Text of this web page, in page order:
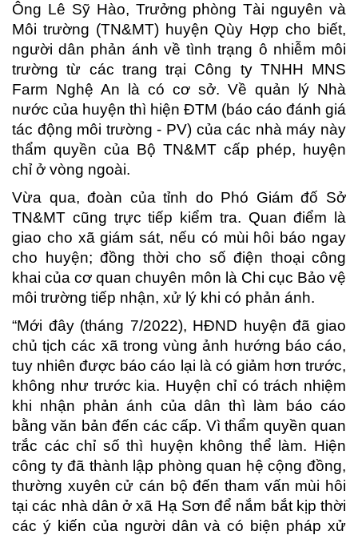
Ông Lê Sỹ Hào, Trưởng phòng Tài nguyên và
Môi trường (TN&MT) huyện Qùy Hợp cho biết,
người dân phản ánh về tình trạng ô nhiễm môi
trường từ các trang trại Công ty TNHH MNS
Farm Nghệ An là có cơ sở. Về quản lý Nhà
nước của huyện thì hiện ĐTM (báo cáo đánh giá
tác động môi trường - PV) của các nhà máy này
thẩm quyền của Bộ TN&MT cấp phép, huyện
chỉ ở vòng ngoài.
Vừa qua, đoàn của tỉnh do Phó Giám đố Sở
TN&MT cũng trực tiếp kiểm tra. Quan điểm là
giao cho xã giám sát, nếu có mùi hôi báo ngay
cho huyện; đồng thời cho số điện thoại công
khai của cơ quan chuyên môn là Chi cục Bảo vệ
môi trường tiếp nhận, xử lý khi có phản ánh.
“Mới đây (tháng 7/2022), HĐND huyện đã giao
chủ tịch các xã trong vùng ảnh hướng báo cáo,
tuy nhiên được báo cáo lại là có giảm hơn trước,
không như trước kia. Huyện chỉ có trách nhiệm
khi nhận phản ánh của dân thì làm báo cáo
bằng văn bản đến các cấp. Vì thẩm quyền quan
trắc các chỉ số thì huyện không thể làm. Hiện
công ty đã thành lập phòng quan hệ cộng đồng,
thường xuyên cử cán bộ đến tham vấn mùi hôi
tại các nhà dân ở xã Hạ Sơn để nắm bắt kịp thời
các ý kiến của người dân và có biện pháp xử